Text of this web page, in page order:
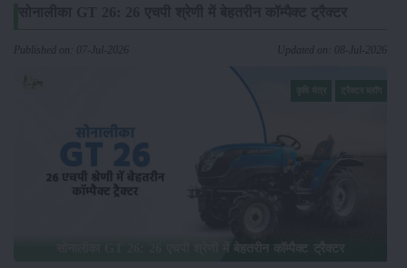
Published on: 07-Jul-2026 Updated on: 08-Jul-2026
सोनालीका GT 26: 26 एचपी श्रेणी में बेहतरीन कॉम्पैक्ट ट्रैक्टर